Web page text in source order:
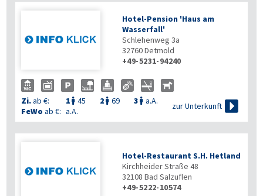
Hotel-Pension 'Haus am
Wasserfall'
Schlehenweg 3a
32760Detmold
+49-5231-94240
Zi.ab €: 1  45 2  69 3  a.A.
FeWo ab €: a.A.
zur Unterkunft 
Hotel-Restaurant S.H. Hetland
Kirchheider Straße 48
32108 Bad Salzuflen
+49-5222-10574